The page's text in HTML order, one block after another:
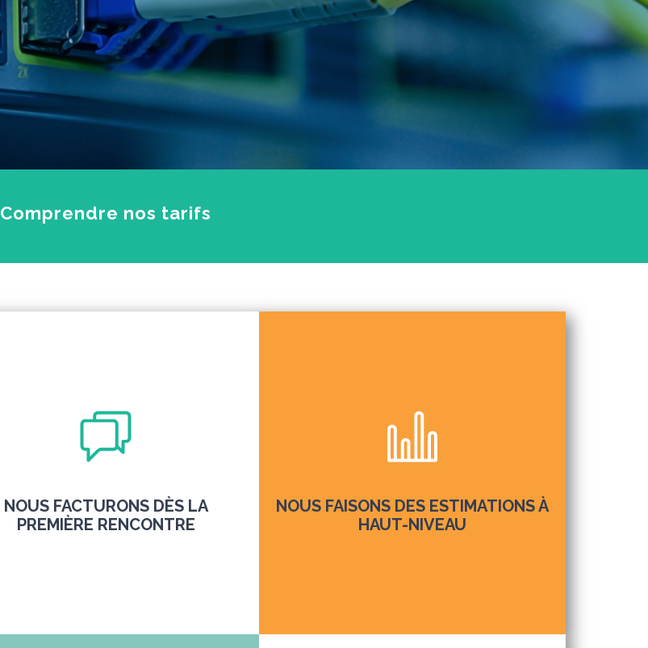
Comprendre nos tarifs
NOUS FACTURONS DÈS LA
PREMIÈRE RENCONTRE
NOUS FAISONS DES ESTIMATIONS À
HAUT-NIVEAU